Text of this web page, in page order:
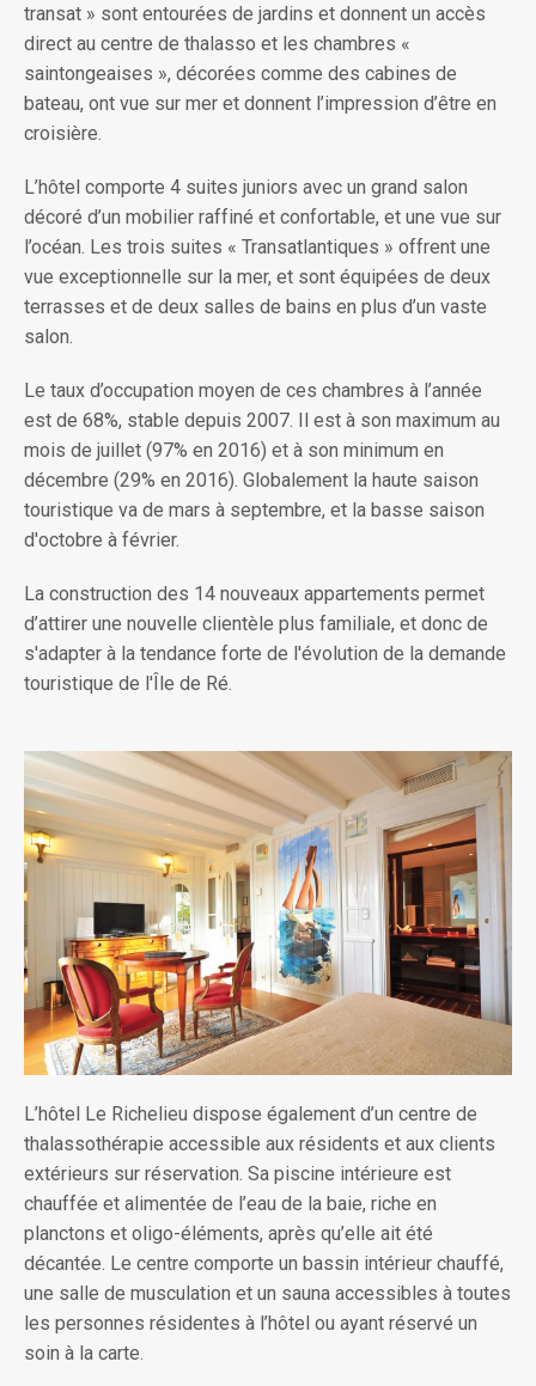
transat » sont entourées de jardins et donnent un accès
direct au centre de thalasso et les chambres «
saintongeaises », décorées comme des cabines de
bateau, ont vue sur mer et donnent l’impression d’être en
croisière.
L’hôtel comporte 4 suites juniors avec un grand salon
décoré d’un mobilier raffiné et confortable, et une vue sur
l’océan. Les trois suites « Transatlantiques » offrent une
vue exceptionnelle sur la mer, et sont équipées de deux
terrasses et de deux salles de bains en plus d’un vaste
salon.
Le taux d’occupation moyen de ces chambres à l’année
est de 68%, stable depuis 2007. Il est à son maximum au
mois de juillet (97% en 2016) et à son minimum en
décembre (29% en 2016). Globalement la haute saison
touristique va de mars à septembre, et la basse saison
d'octobre à février.
La construction des 14 nouveaux appartements permet
d’attirer une nouvelle clientèle plus familiale, et donc de
s'adapter à la tendance forte de l'évolution de la demande
touristique de l'Île de Ré.
L’hôtel Le Richelieu dispose également d’un centre de
thalassothérapie accessible aux résidents et aux clients
extérieurs sur réservation. Sa piscine intérieure est
chauffée et alimentée de l’eau de la baie, riche en
planctons et oligo-éléments, après qu’elle ait été
décantée. Le centre comporte un bassin intérieur chauffé,
une salle de musculation et un sauna accessibles à toutes
les personnes résidentes à l’hôtel ou ayant réservé un
soin à la carte.